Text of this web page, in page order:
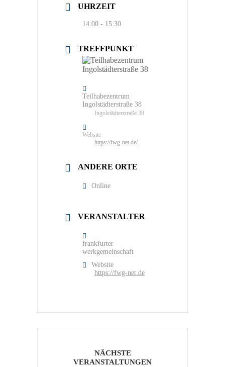
UHRZEIT
14:00 - 15:30
TREFFPUNKT
Teilhabezentrum
Ingolstädterstraße 38
Ingolstädterstraße 38
Website
https://fwg-net.de/
ANDERE ORTE
Online
VERANSTALTER
frankfurter
werkgemeinschaft
Website
https://fwg-net.de
NÄCHSTE
VERANSTALTUNGEN